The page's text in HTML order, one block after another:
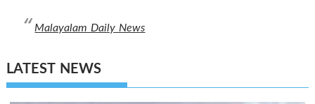
Malayalam Daily News
LATEST NEWS